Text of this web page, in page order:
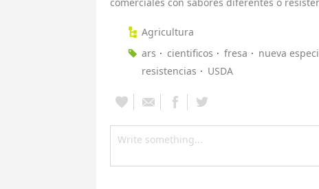
comerciales con sabores diferentes o
Agricultura
ars
cientificos fresa nueva
resistencias
USDA